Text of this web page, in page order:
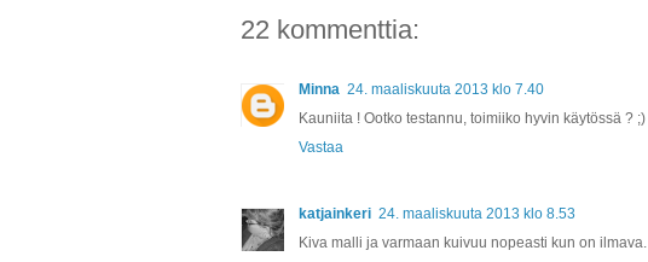
22 kommenttia:
Minna 24. maaliskuuta 2013 klo 7.40
Kauniita ! Ootko testannu, toimiiko hyvin käytössä ? ;)
Vastaa
katjainkeri 24. maaliskuuta 2013 klo 8.53
Kiva malli ja varmaan kuivuu nopeasti kun on ilmava.